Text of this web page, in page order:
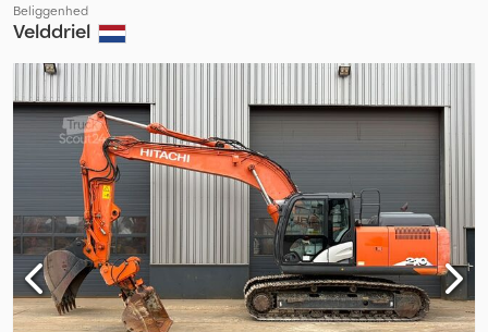
Beliggenhed
Velddriel